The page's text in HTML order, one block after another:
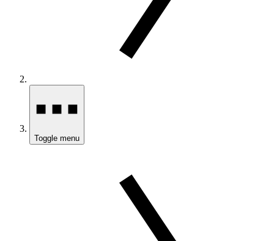
Toggle menu